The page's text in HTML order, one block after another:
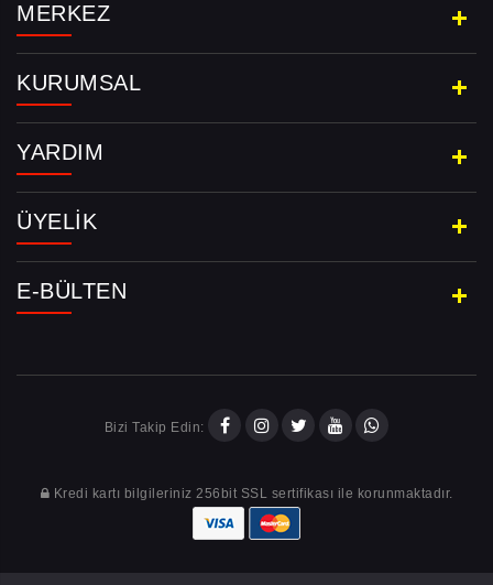
MERKEZ
KURUMSAL
YARDIM
ÜYELIK
E-BÜLTEN
Bizi Takip Edin:
Kredi kartı bilgileriniz 256bit SSL sertifikası ile korunmaktadır.